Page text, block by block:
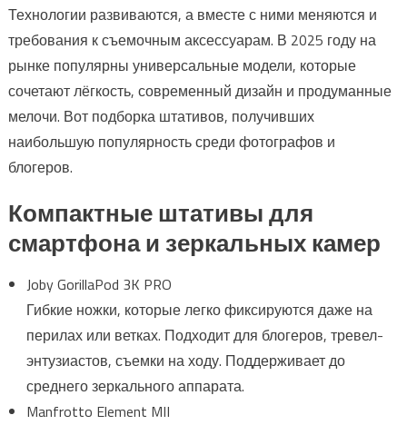
Технологии развиваются, а вместе с ними меняются и
требования к съемочным аксессуарам. В 2025 году на
рынке популярны универсальные модели, которые
сочетают лёгкость, современный дизайн и продуманные
мелочи. Вот подборка штативов, получивших
наибольшую популярность среди фотографов и
блогеров.
Компактные штативы для
смартфона и зеркальных камер
Joby GorillaPod 3K PRO
Гибкие ножки, которые легко фиксируются даже на
перилах или ветках. Подходит для блогеров, тревел-
энтузиастов, съемки на ходу. Поддерживает до
среднего зеркального аппарата.
Manfrotto Element MII